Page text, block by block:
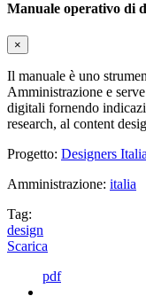
Manuale operativo di
×
Il manuale è uno
Amministrazione e
digitali fornendo
research, al content
Progetto: Designers Italia
Amministrazione: italia
Tag:
design
Scarica
pdf